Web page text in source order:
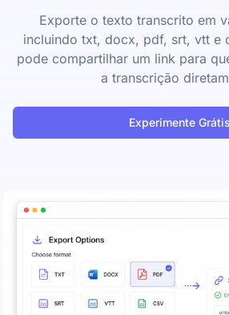
Exporte o texto transcrito em
incluindo txt, docx, pdf, srt, vtt e
pode compartilhar um link para
a transcrição
Experimente Grátis